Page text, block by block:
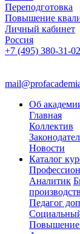
Переподготовка
Повышение
Личный кабинет
Россия
+7 (495) 380-31-02
Об
Главная
Коллектив
Новости
Каталог
Аналитик
Педагог
Повышение